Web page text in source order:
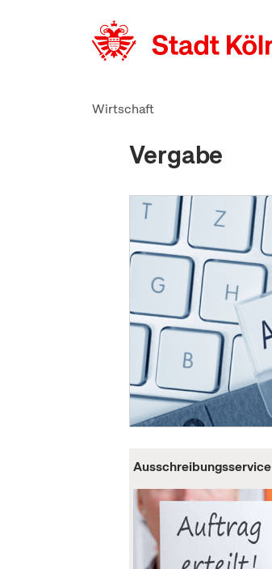
Wirtschaft
Vergabe
Ausschreibungsservice